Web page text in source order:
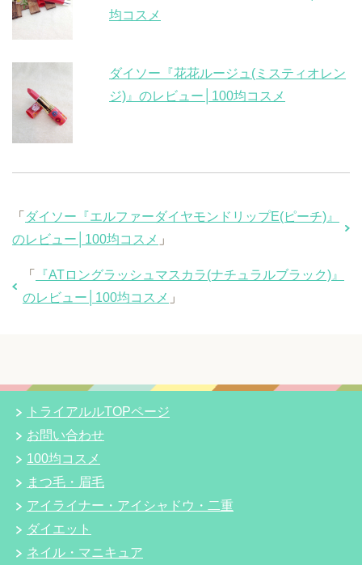
均コスメ
ダイソー『花花ルージュ(ミスティオレン
ジ)』のレビュー│100均コスメ
「 ダイソー『エルファーダイヤモンドリップE(ピーチ)』
のレビュー│100均コスメ 」
「
『ATロングラッシュマスカラ(ナチュラルブラック)』
のレビュー│100均コスメ 」
トライアルルTOPページ
お問い合わせ
100均コスメ
まつ毛・眉毛
アイライナー・アイシャドウ・二重
ダイエット
ネイル・マニキュア